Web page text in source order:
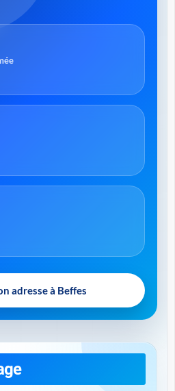
adresse à Beffes